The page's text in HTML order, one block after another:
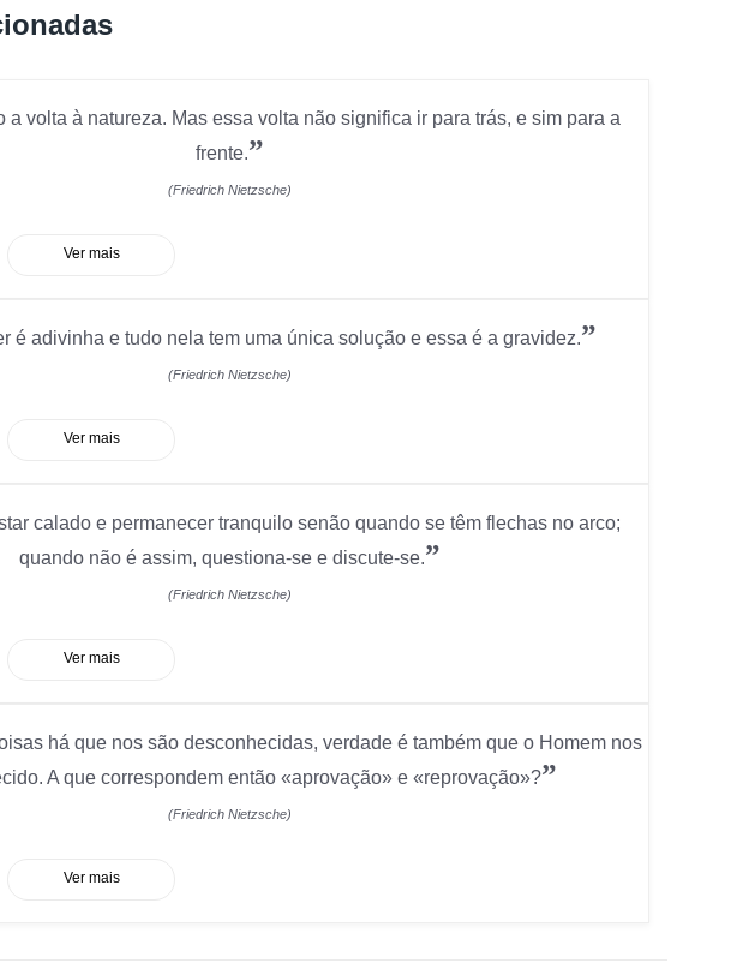
a volta à natureza. Mas essa volta não significa ir para trás, e sim para a
frente.”
(Friedrich Nietzsche)
Ver mais
é adivinha e tudo nela tem uma única solução e essa é a gravidez.”
(Friedrich Nietzsche)
Ver mais
calado e permanecer tranquilo senão quando se têm flechas no arco;
quando não é assim, questiona-se e discute-se.”
(Friedrich Nietzsche)
Ver mais
há que nos são desconhecidas, verdade é também que o Homem nos
A que correspondem então «aprovação» e «reprovação»?”
(Friedrich Nietzsche)
Ver mais